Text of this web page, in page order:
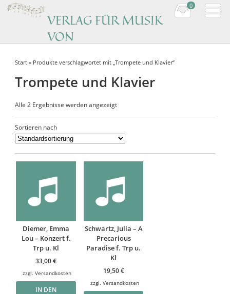
VERLAG FÜR MUSIK
VON
Music by women composers
0
Start » Produkte verschlagwortet mit „Trompete und Klavier“
Trompete und Klavier
Alle 2 Ergebnisse werden angezeigt
Sortieren nach
Diemer, Emma
Lou – Konzert f.
Trp u. Kl
33,00€
zzgl.Versandkosten
IN DEN
Schwartz, Julia – A
Precarious
Paradise f. Trp u.
Kl
19,50€
zzgl. Versandkosten